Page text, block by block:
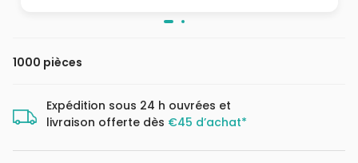
1000 pièces
Expédition sous 24 h ouvrées et
livraison offerte dès €45 d’achat*